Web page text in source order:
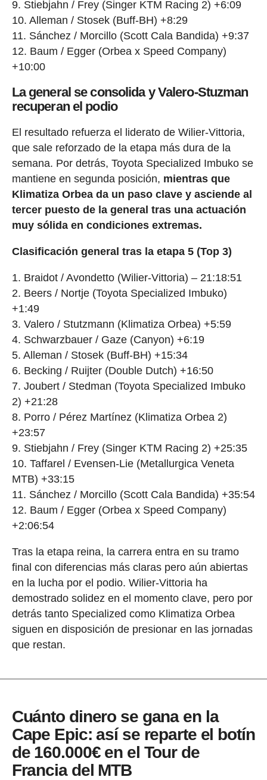
9. Stiebjahn / Frey (Singer KTM Racing 2) +6:09
10. Alleman / Stosek (Buff-BH) +8:29
11. Sánchez / Morcillo (Scott Cala Bandida) +9:37
12. Baum / Egger (Orbea x Speed Company)
+10:00
La general se consolida y Valero-Stuzman
recuperan el podio
El resultado refuerza el liderato de Wilier-Vittoria,
que sale reforzado de la etapa más dura de la
semana. Por detrás, Toyota Specialized Imbuko se
mantiene en segunda posición, mientras que
Klimatiza Orbea da un paso clave y asciende al
tercer puesto de la general tras una actuación
muy sólida en condiciones extremas.
Clasificación general tras la etapa 5 (Top 3)
1. Braidot / Avondetto (Wilier-Vittoria) – 21:18:51
2. Beers / Nortje (Toyota Specialized Imbuko)
+1:49
3. Valero / Stutzmann (Klimatiza Orbea) +5:59
4. Schwarzbauer / Gaze (Canyon) +6:19
5. Alleman / Stosek (Buff-BH) +15:34
6. Becking / Ruijter (Double Dutch) +16:50
7. Joubert / Stedman (Toyota Specialized Imbuko
2) +21:28
8. Porro / Pérez Martínez (Klimatiza Orbea 2)
+23:57
9. Stiebjahn / Frey (Singer KTM Racing 2) +25:35
10. Taffarel / Evensen-Lie (Metallurgica Veneta
MTB) +33:15
11. Sánchez / Morcillo (Scott Cala Bandida) +35:54
12. Baum / Egger (Orbea x Speed Company)
+2:06:54
Tras la etapa reina, la carrera entra en su tramo
final con diferencias más claras pero aún abiertas
en la lucha por el podio. Wilier-Vittoria ha
demostrado solidez en el momento clave, pero por
detrás tanto Specialized como Klimatiza Orbea
siguen en disposición de presionar en las jornadas
que restan.
Cuánto dinero se gana en la
Cape Epic: así se reparte el botín
de 160.000€ en el Tour de
Francia del MTB